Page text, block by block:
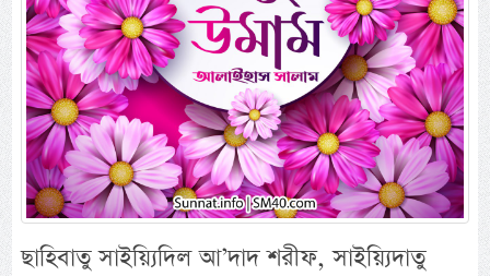
ছাহিবাতু সাইয়্যিদিল আ’দাদ শরীফ, সাইয়্যিদাতু